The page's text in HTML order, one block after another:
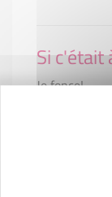
Si c'était
Je fonce!